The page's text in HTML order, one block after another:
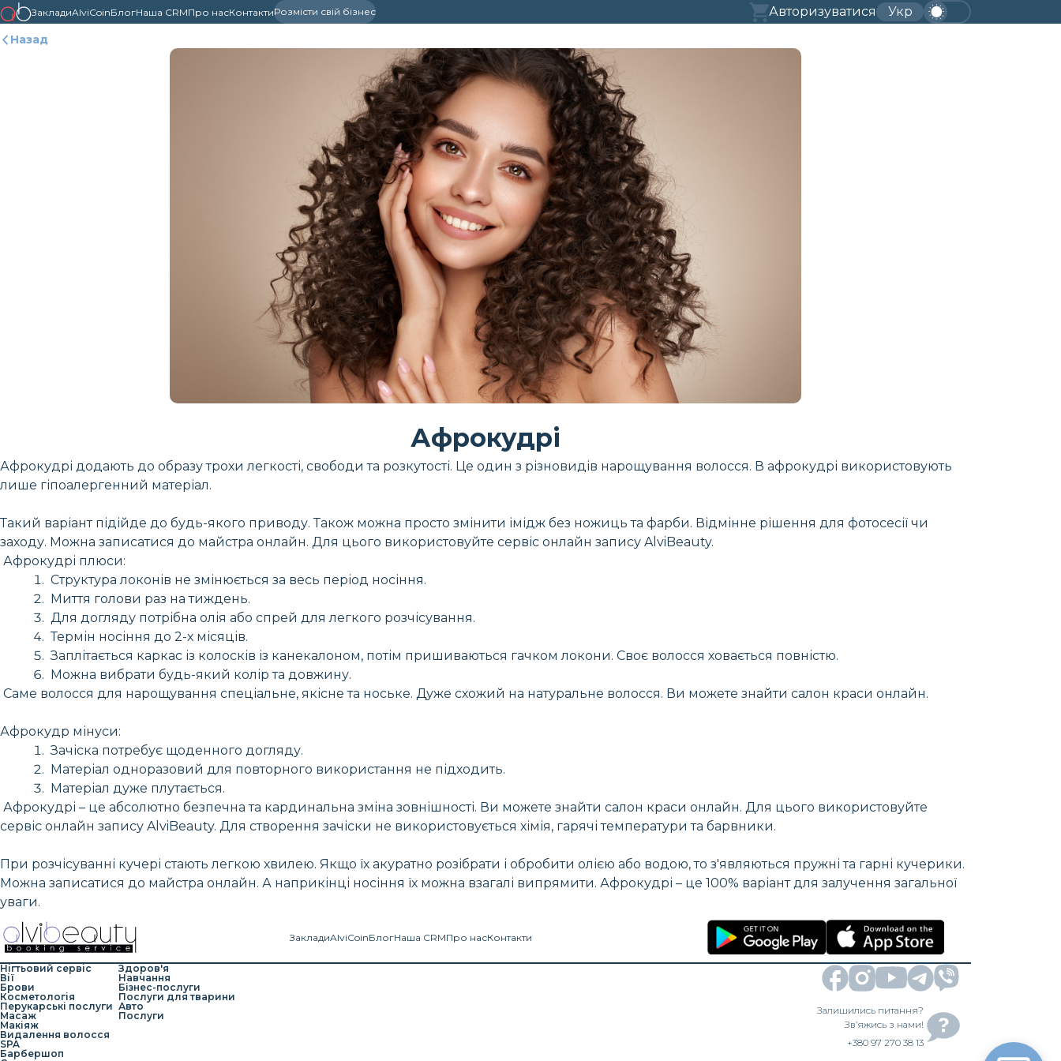
ЗакладиAlviCoinБлогНаша CRMПро насКонтактиРозмісти свій бізнес Авторизуватися Укр
Назад
Афрокудрі
Афрокудрі додають до образу трохи легкості, свободи та розкутості. Це один з різновидів нарощування волосся. В афрокудрі використовують
лише гіпоалергенний матеріал.
Такий варіант підійде до будь-якого приводу. Також можна просто змінити імідж без ножиць та фарби. Відмінне рішення для фотосесії чи
заходу. Можна записатися до майстра онлайн. Для цього використовуйте сервіс онлайн запису AlviBeauty.
Афрокудрі плюси:
Структура локонів не змінюється за весь період носіння.
Миття голови раз на тиждень.
Для догляду потрібна олія або спрей для легкого розчісування.
Термін носіння до 2-х місяців.
Заплітається каркас із колосків із канекалоном, потім пришиваються гачком локони. Своє волосся ховається повністю.
Можна вибрати будь-який колір та довжину.
Саме волосся для нарощування спеціальне, якісне та ноське. Дуже схожий на натуральне волосся. Ви можете знайти салон краси онлайн.
Афрокудр мінуси:
Зачіска потребує щоденного догляду.
Матеріал одноразовий для повторного використання не підходить.
Матеріал дуже плутається.
Афрокудрі – це абсолютно безпечна та кардинальна зміна зовнішності. Ви можете знайти салон краси онлайн. Для цього використовуйте
сервіс онлайн запису AlviBeauty. Для створення зачіски не використовується хімія, гарячі температури та барвники.
При розчісуванні кучері стають легкою хвилею. Якщо їх акуратно розібрати і обробити олією або водою, то з'являються пружні та гарні кучерики.
Можна записатися до майстра онлайн. А наприкінці носіння їх можна взагалі випрямити. Афрокудрі – це 100% варіант для залучення загальної
уваги.
ЗакладиAlviCoinБлогНаша CRMПро насКонтакти
Нігтьовий сервіс
Вії
Брови
Косметологія
Перукарські послуги
Масаж
Макіяж
Видалення волосся
SPA
Барбершоп
Здоров'я
Навчання
Бізнес-послуги
Послуги для тварини
Авто
Послуги
Залишились питання?
Зв’яжись з нами!
+380 97 270 38 13